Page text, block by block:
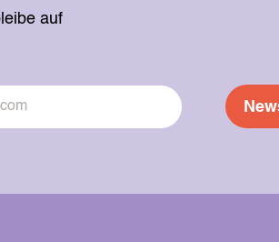
auf